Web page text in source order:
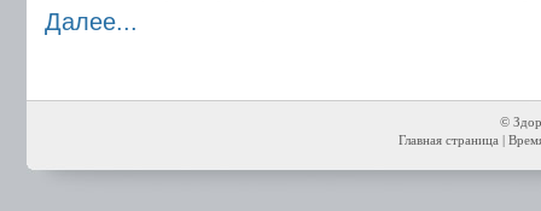
Далее...
©
Главная страница |